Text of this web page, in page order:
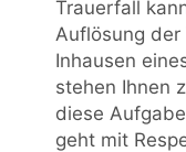
Trauerfall
Auflösung der
Inhausen
stehen Ihnen
diese
geht mit